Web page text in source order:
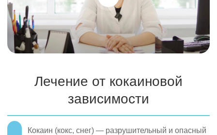
Лечение от кокаиновой
зависимости
Кокаин (кокс, снег) — разрушительный и опасный